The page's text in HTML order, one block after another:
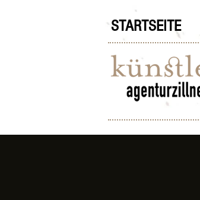
STARTSEITE